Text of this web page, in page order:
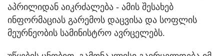
აპრილიდან აიკრძალება - ამის შესახებ
ინფორმაციას გარემოს დაცვისა და სოფლის
მეურნეობის სამინისტრო ავრცელებს.